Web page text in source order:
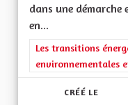
dans une
en...
Filtrer les résultats
Les transitions
environnementales
CRÉÉ LE